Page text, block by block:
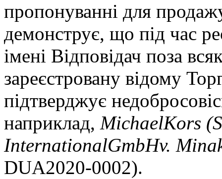
пропонуванні для
демонструє, що під час
імені Відповідач поза
зареєстровану відому
підтверджує
наприклад, MichaelKors (
InternationalGmbHv.
DUA2020-0002).